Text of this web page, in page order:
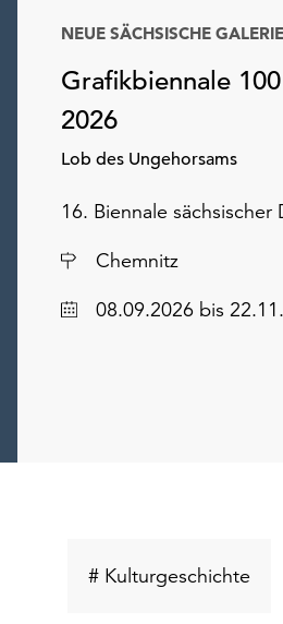
Grafikbiennale
2026
Lob des Ungehorsams
NEUE SÄCHSISCHE GALERIE
16. Biennale sächsischer
Ort
Chemnitz
Datum08.09.2026 bis
# Kulturgeschichte